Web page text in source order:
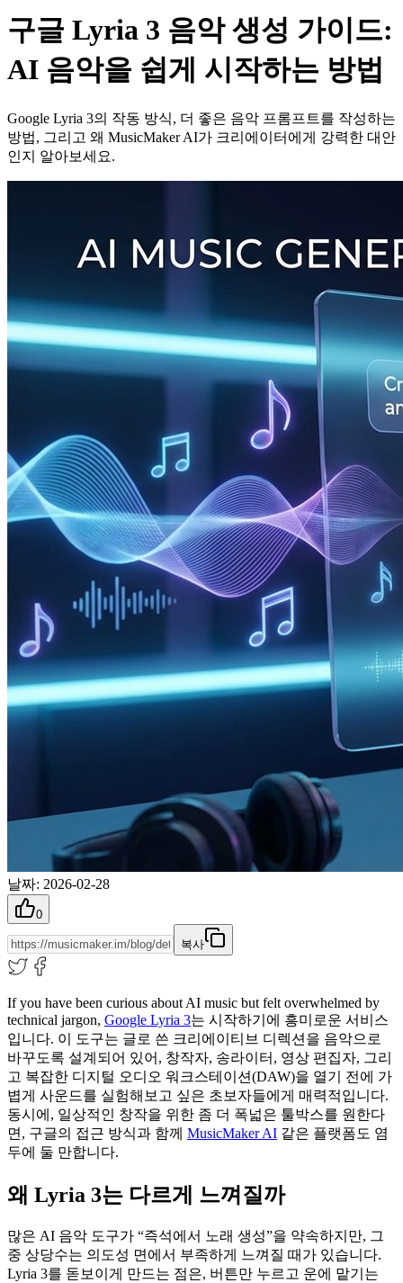
구글 Lyria 3 음악 생성 가이드:
AI 음악을 쉽게 시작하는 방법
Google Lyria 3의 작동 방식, 더 좋은 음악 프롬프트를 작성하는
방법, 그리고 왜 MusicMaker AI가 크리에이터에게 강력한 대안
인지 알아보세요.
날짜: 2026-02-28
0
복사
If you have been curious about AI music but felt overwhelmed by
technical jargon, Google Lyria 3는 시작하기에 흥미로운 서비스
입니다. 이 도구는 글로 쓴 크리에이티브 디렉션을 음악으로
바꾸도록 설계되어 있어, 창작자, 송라이터, 영상 편집자, 그리
고 복잡한 디지털 오디오 워크스테이션(DAW)을 열기 전에 가
볍게 사운드를 실험해보고 싶은 초보자들에게 매력적입니다.
동시에, 일상적인 창작을 위한 좀 더 폭넓은 툴박스를 원한다
면, 구글의 접근 방식과 함께 MusicMaker AI 같은 플랫폼도 염
두에 둘 만합니다.
왜 Lyria 3는 다르게 느껴질까
많은 AI 음악 도구가 “즉석에서 노래 생성”을 약속하지만, 그
중 상당수는 의도성 면에서 부족하게 느껴질 때가 있습니다.
Lyria 3를 돋보이게 만드는 점은, 버튼만 누르고 운에 맡기는